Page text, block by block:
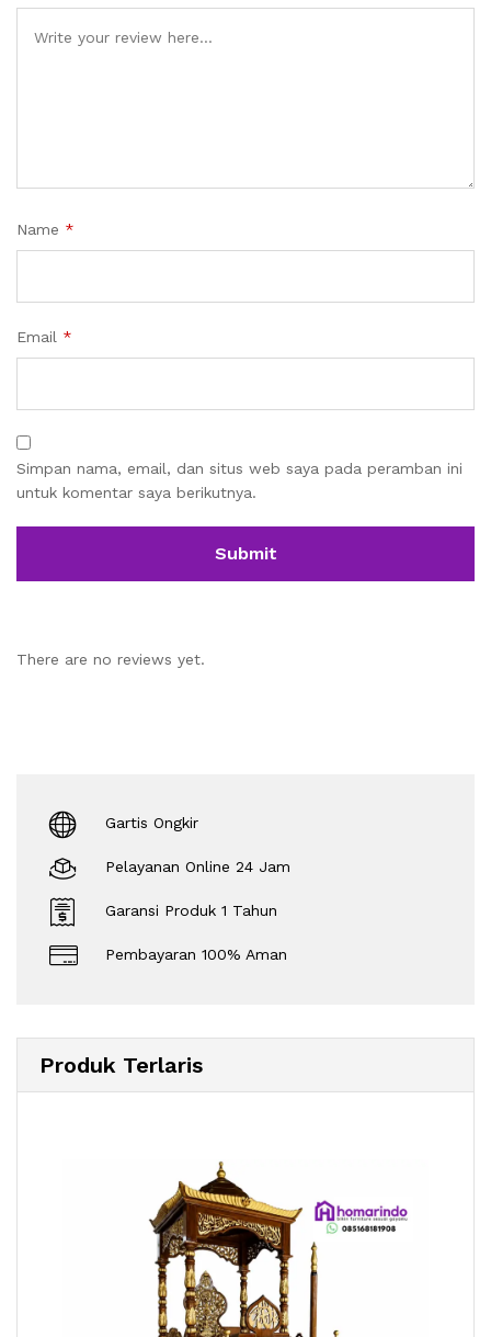
Name *
Email *
Simpan nama, email, dan situs web saya pada peramban ini
untuk komentar saya berikutnya.
There are no reviews yet.
Gartis Ongkir
Pelayanan Online 24 Jam
Garansi Produk 1 Tahun
Pembayaran 100% Aman
Produk Terlaris